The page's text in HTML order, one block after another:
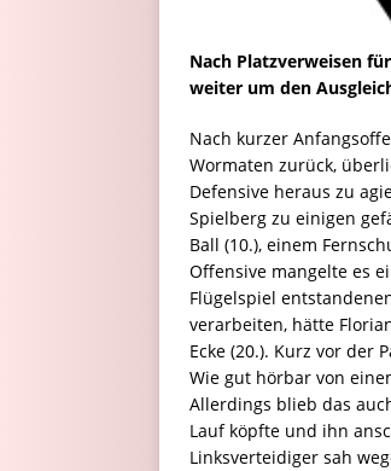
Nach Platzverweisen
weiter um den
Nach kurzer
Wormaten zurück,
Defensive heraus zu
Spielberg zu einigen
Ball (10.), einem
Offensive mangelte es
Flügelspiel
verarbeiten, hätte
Ecke (20.). Kurz vor der
Wie gut hörbar von
Allerdings blieb das
Lauf köpfte und ihn
Linksverteidiger sah